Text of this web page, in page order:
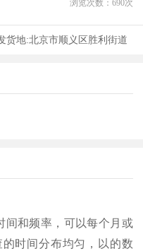
浏览次数： 690次
货地:北京市顺义区胜利街道
间和频率，可以每个月或
时间分布均匀，以的数